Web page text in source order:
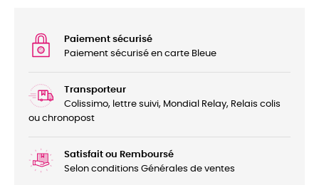
Paiement sécurisé
Paiement sécurisé en carte Bleue
Transporteur
Colissimo, lettre suivi, Mondial Relay, Relais colis
ou chronopost
Satisfait ou Remboursé
Selon conditions Générales de ventes